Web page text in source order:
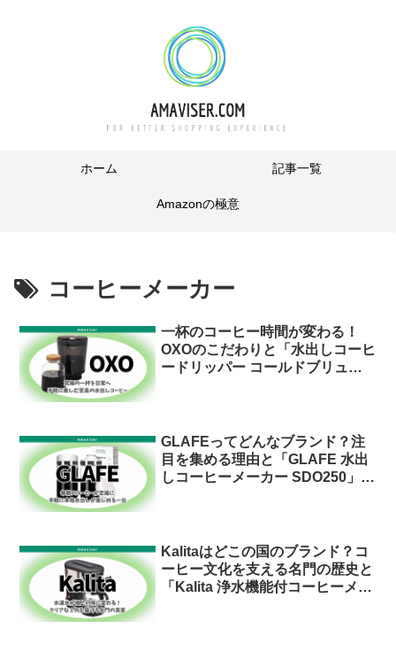
ホーム 記事一覧
Amazonの極意
コーヒーメーカー
一杯のコーヒー時間が変わる！
OXOのこだわりと「水出しコーヒ
ードリッパー コールドブリュー
GLAFEってどんなブランド？注
目を集める理由と「GLAFE 水出
しコーヒーメーカー SDO250」の
Kalitaはどこの国のブランド？コ
ーヒー文化を支える名門の歴史と
「Kalita 浄水機能付コーヒーメー